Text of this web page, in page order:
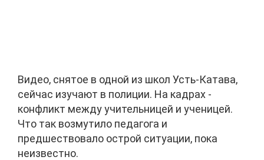
Видео, снятое в одной из школ Усть-Катава,
сейчас изучают в полиции. На кадрах -
конфликт между учительницей и ученицей.
Что так возмутило педагога и
предшествовало острой ситуации, пока
неизвестно.